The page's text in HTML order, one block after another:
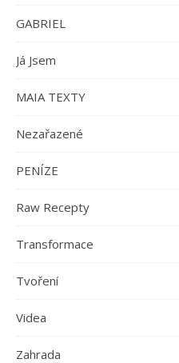
GABRIEL
Já Jsem
MAIA TEXTY
Nezařazené
PENÍZE
Raw Recepty
Transformace
Tvoření
Videa
Zahrada